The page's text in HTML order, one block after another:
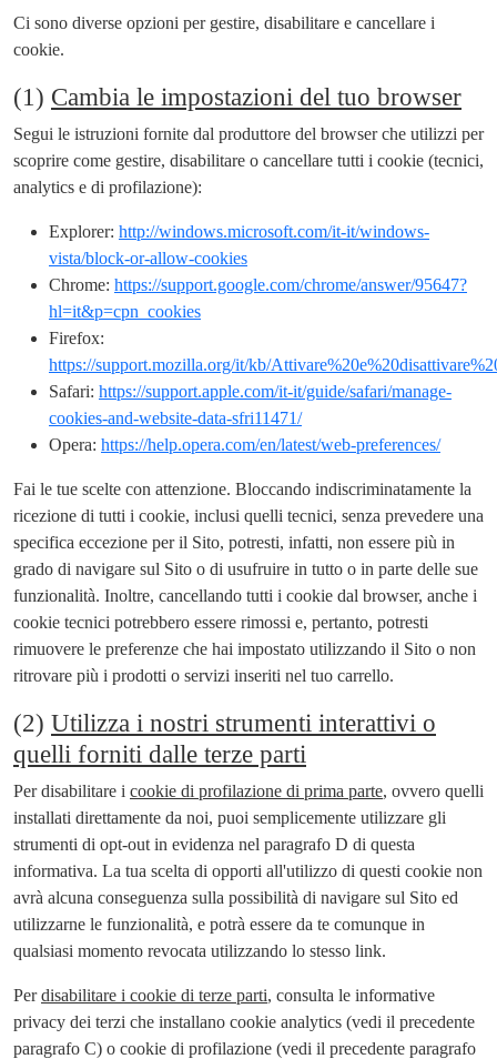
Ci sono diverse opzioni per gestire, disabilitare e cancellare i
cookie.
(1) Cambia le impostazioni del tuo browser
Segui le istruzioni fornite dal produttore del browser che utilizzi per
scoprire come gestire, disabilitare o cancellare tutti i cookie (tecnici,
analytics e di profilazione):
Explorer: http://windows.microsoft.com/it-it/windows-
vista/block-or-allow-cookies
Chrome: https://support.google.com/chrome/answer/95647?
hl=it&p=cpn_cookies
Firefox:
https://support.mozilla.org/it/kb/
Safari: https://support.apple.com/it-it/guide/safari/manage-
cookies-and-website-data-sfri11471/
Opera: https://help.opera.com/en/latest/web-preferences/
Fai le tue scelte con attenzione. Bloccando indiscriminatamente la
ricezione di tutti i cookie, inclusi quelli tecnici, senza prevedere una
specifica eccezione per il Sito, potresti, infatti, non essere più in
grado di navigare sul Sito o di usufruire in tutto o in parte delle sue
funzionalità. Inoltre, cancellando tutti i cookie dal browser, anche i
cookie tecnici potrebbero essere rimossi e, pertanto, potresti
rimuovere le preferenze che hai impostato utilizzando il Sito o non
ritrovare più i prodotti o servizi inseriti nel tuo carrello.
(2) Utilizza i nostri strumenti interattivi o
quelli forniti dalle terze parti
Per disabilitare i cookie di profilazione di prima parte, ovvero quelli
installati direttamente da noi, puoi semplicemente utilizzare gli
strumenti di opt-out in evidenza nel paragrafo D di questa
informativa. La tua scelta di opporti all'utilizzo di questi cookie non
avrà alcuna conseguenza sulla possibilità di navigare sul Sito ed
utilizzarne le funzionalità, e potrà essere da te comunque in
qualsiasi momento revocata utilizzando lo stesso link.
Perdisabilitare i cookie di terze parti, consulta le informative
privacy dei terzi che installano cookie analytics (vedi il precedente
paragrafo C) o cookie di profilazione (vedi il precedente paragrafo